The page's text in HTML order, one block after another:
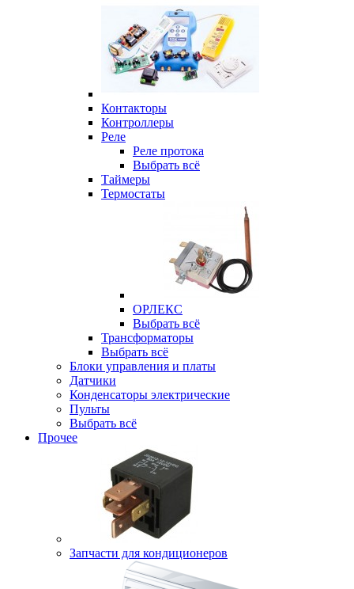
Контакторы
Контроллеры
Реле
Реле протока
Выбрать всё
Таймеры
Термостаты
ОРЛЕКС
Выбрать всё
Трансформаторы
Выбрать всё
Блоки управления и платы
Датчики
Конденсаторы электрические
Пульты
Выбрать всё
Прочее
Запчасти для кондиционеров